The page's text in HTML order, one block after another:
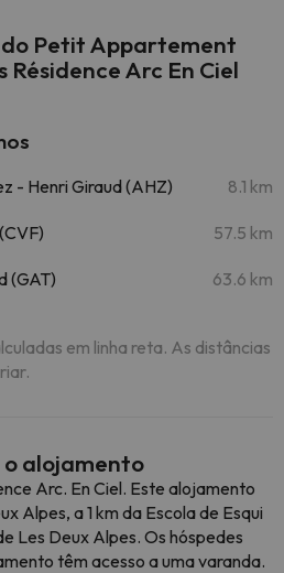
Petit Appartement
Arc En Ciel
- Henri Giraud (AHZ) 8.1 km
57.5 km
(GAT) 63.6 km
em linha reta. As distâncias
alojamento
Arc. En Ciel. Este alojamento
Alpes, a 1 km da Escola de Esqui
Les Deux Alpes. Os hóspedes
têm acesso a uma varanda.